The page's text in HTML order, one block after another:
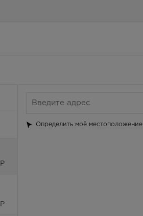
Р
Р
Определить моё местоположение